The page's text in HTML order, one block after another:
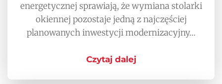
energetycznej sprawiają, że wymiana stolarki
okiennej pozostaje jedną z najczęściej
planowanych inwestycji modernizacyjny…
Czytaj dalej